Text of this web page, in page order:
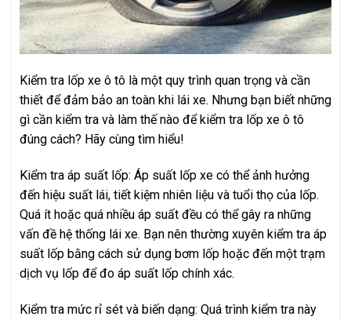
Kiểm tra lốp xe ô tô là một quy trình quan trọng và cần
thiết để đảm bảo an toàn khi lái xe. Nhưng bạn biết những
gì cần kiểm tra và làm thế nào để kiểm tra lốp xe ô tô
đúng cách? Hãy cùng tìm hiểu!
Kiểm tra áp suất lốp: Áp suất lốp xe có thể ảnh hưởng
đến hiệu suất lái, tiết kiệm nhiên liệu và tuổi thọ của lốp.
Quá ít hoặc quá nhiều áp suất đều có thể gây ra những
vấn đề hệ thống lái xe. Bạn nên thường xuyên kiểm tra áp
suất lốp bằng cách sử dụng bơm lốp hoặc đến một trạm
dịch vụ lốp để đo áp suất lốp chính xác.
Kiểm tra mức rỉ sét và biến dạng: Quá trình kiểm tra này